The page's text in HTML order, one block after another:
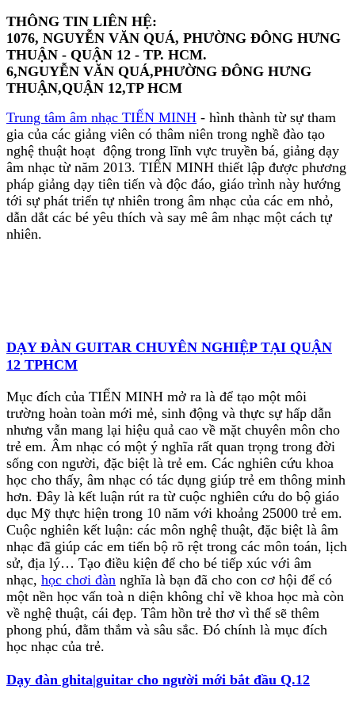
– Học viên ở mọi độ tuổi .
– Không yêu cầu cao các kiến thức âm nhạc, nhạc
lý.
bạn sẽ đạt kết quả cao trong khóa học đàn organ
này.
Khóa dạy học đàn guitar organ piano và thanh nhạc
ở đâu rẻ tốt nhất tại TPHCM Khóa dạy học đàn
organ ở đâu rẻ tốt nhất tại TPHCM Khóa dạy học
đàn guitar organ piano và thanh nhạc ở đâu rẻ tốt
nhất tại TPHCM Khóa dạy học đàn organ ở đâu rẻ
tốt nhất tại TPHCM
TRUNG TÂM CHUYÊN ( MUA BÁN - TRAO
ĐỔI - SỬA CHỮA – TÂN TRANG ) NHẠC CỤ
TIẾN MINH Trung Tâm chuyên bán các loại đàn
ORGAN YAMAHA, ROLAND, KORG,
CASIO.Chuyên bán tất cả các loại đàn organ,
Guitar, Piano. Mới, cũ. Chuyên bán tất cả các loại
đàn Organ CASIO casio ctk 3200,casio ctk 6200,
casio ctk 6000, casio ctk 731, casio ctk 7200...
Chuyên bán tất cả các loại đàn organ YAMAH Psr
S700, Psr S900, Psr S710, Psr S910, Psr S750, Psr
S950, PSR S670, PSR S770, PSR S970...VV.
Chuyên bán tất cả các loại đàn organ YAMAHA psr
740, psr 1100. psr 1500, psr 2000,psr 2100, psr
3000… Chuyên bán tất cả các loại đàn organ
YAMAHA Psr E423, Psr E433, Psr E443… Chuyên
bán tất cả các loại đàn Organ KORG PA 600,
PA900… Chuyên bán tất cả các loại đàn organ
ROLAND bk3, Roland bk5, Roland bk9, Roland
EA7… Chuyên bán tất cả các loại đàn piano cơ,
điện… Chuyên bán tất cả các loại đàn guitar thùng,
điện.. Đặc biệt Trung tâm có mua bán trao đổi các
THÔNG TIN LIÊN HỆ:
1076, NGUYỄN VĂN QUÁ, PHƯỜNG ĐÔNG HƯNG
THUẬN - QUẬN 12 - TP. HCM.
6,NGUYỄN VĂN QUÁ,PHƯỜNG ĐÔNG HƯNG
THUẬN,QUẬN 12,TP HCM
Trung tâm âm nhạc TIẾN MINH - hình thành từ sự tham
gia của các giảng viên có thâm niên trong nghề đào tạo
nghệ thuật hoạt động trong lĩnh vực truyền bá, giảng dạy
âm nhạc từ năm 2013. TIẾN MINH thiết lập được phương
pháp giảng dạy tiên tiến và độc đáo, giáo trình này hướng
tới sự phát triển tự nhiên trong âm nhạc của các em nhỏ,
dẫn dắt các bé yêu thích và say mê âm nhạc một cách tự
nhiên.
DẠY ĐÀN GUITAR CHUYÊN NGHIỆP TẠI QUẬN
12 TPHCM
Mục đích của TIẾN MINH mở ra là để tạo một môi
trường hoàn toàn mới mẻ, sinh động và thực sự hấp dẫn
nhưng vẫn mang lại hiệu quả cao về mặt chuyên môn cho
trẻ em. Âm nhạc có một ý nghĩa rất quan trọng trong đời
sống con người, đặc biệt là trẻ em. Các nghiên cứu khoa
học cho thấy, âm nhạc có tác dụng giúp trẻ em thông minh
hơn. Đây là kết luận rút ra từ cuộc nghiên cứu do bộ giáo
dục Mỹ thực hiện trong 10 năm với khoảng 25000 trẻ em.
Cuộc nghiên kết luận: các môn nghệ thuật, đặc biệt là âm
nhạc đã giúp các em tiến bộ rõ rệt trong các môn toán, lịch
sử, địa lý… Tạo điều kiện để cho bé tiếp xúc với âm
nhạc, học chơi đàn nghĩa là bạn đã cho con cơ hội để có
một nền học vấn toà n diện không chỉ về khoa học mà còn
về nghệ thuật, cái đẹp. Tâm hồn trẻ thơ vì thế sẽ thêm
phong phú, đằm thắm và sâu sắc. Đó chính là mục đích
học nhạc của trẻ.
Dạy đàn ghita|guitar cho người mới bắt đầu Q.12